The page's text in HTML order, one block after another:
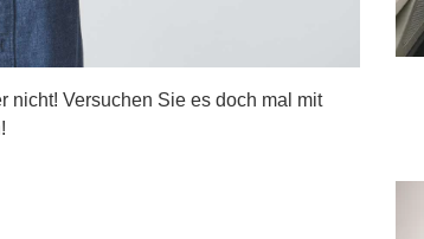
nicht! Versuchen Sie es doch mal mit